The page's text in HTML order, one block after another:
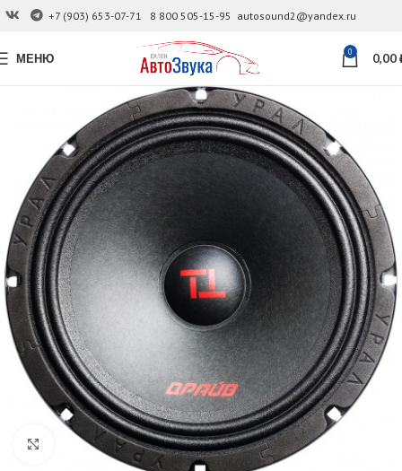
+7 (903) 653-07-71 8 800 505-15-95 autosound2@yandex.ru
МЕНЮ 0 0,00
Увеличить